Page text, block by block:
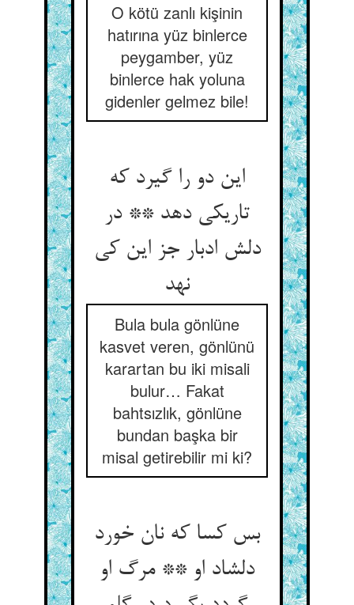
O kötü zanlı kişinin
hatırına yüz binlerce
peygamber, yüz
binlerce hak yoluna
gidenler gelmez bile!
این دو را گیرد که
تاریکی دهد ** در
دلش ادبار جز این کی
نهد
Bula bula gönlüne
kasvet veren, gönlünü
karartan bu iki misali
bulur… Fakat
bahtsızlık, gönlüne
bundan başka bir
misal getirebilir mi ki?
بس کسا که نان خورد
دلشاد او ** مرگ او